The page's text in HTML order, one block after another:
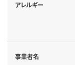
アレルギー
事業者名